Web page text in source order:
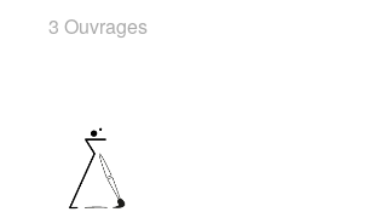
3 Ouvrages